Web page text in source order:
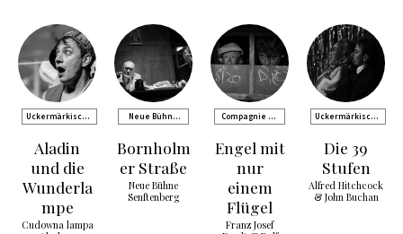
Uckermärkische
Aladin
und die
Wunderla
mpe
Cudowna lampa
Neue Bühne
Bornholm
er Straße
Neue Bühne
Senftenberg
Compagnie de
Engel mit
nur
einem
Flügel
Franz Josef
Uckermärkische
Die 39
Stufen
Alfred Hitchcock
& John Buchan